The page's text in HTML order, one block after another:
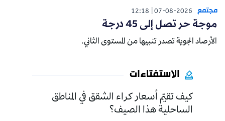
مجتمع 07-08-2026
12:18
موجة حر تصل إلى 45 درجة
الأرصاد الجوية تصدر تنبيها من المستوى الثاني.
الاستفتاءات
كيف تقيّم أسعار كراء الشقق في المناطق
الساحلية هذا الصيف؟